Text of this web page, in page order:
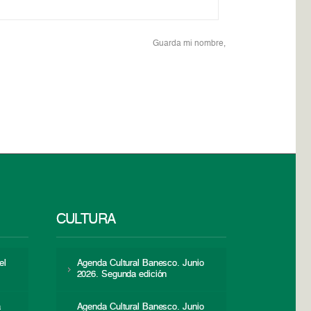
Guarda mi nombre,
CULTURA
Agenda Cultural Banesco. Junio
2026. Segunda edición
Agenda Cultural Banesco. Junio